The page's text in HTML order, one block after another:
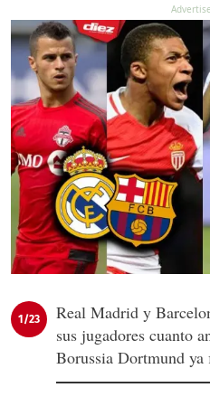
1/23
Real Madrid y
sus jugadores cuanto
Borussia Dortmund ya